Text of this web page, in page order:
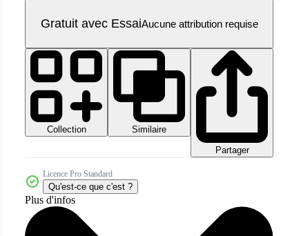
Gratuit avec EssaiAucune attribution requise
Collection
Similaire
Partager
Licence Pro Standard
Qu'est-ce que c'est ?
Plus d'infos